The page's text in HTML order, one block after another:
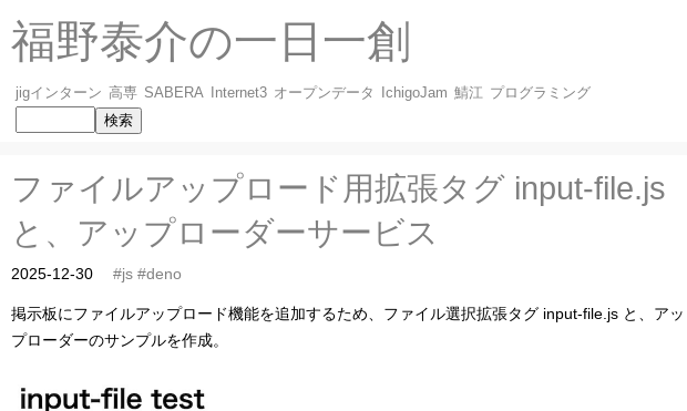
福野泰介の一日一創
jigインターン 高専 SABERA Internet3 オープンデータ IchigoJam 鯖江 プログラミング
ファイルアップロード用拡張タグ input-file.js
と、アップローダーサービス
2025-12-30 #js #deno
掲示板にファイルアップロード機能を追加するため、ファイル選択拡張タグ input-file.js と、アッ
プローダーのサンプルを作成。